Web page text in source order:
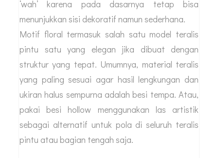
‘wah’ karena pada dasarnya tetap bisa
menunjukkan sisi dekoratif namun sederhana.
Motif floral termasuk salah satu model teralis
pintu satu yang elegan jika dibuat dengan
struktur yang tepat. Umumnya, material teralis
yang paling sesuai agar hasil lengkungan dan
ukiran halus sempurna adalah besi tempa. Atau,
pakai besi hollow menggunakan las artistik
sebagai alternatif untuk pola di seluruh teralis
pintu atau bagian tengah saja.